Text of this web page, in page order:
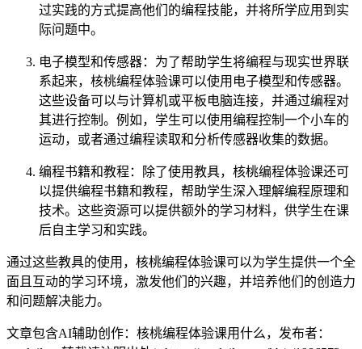
过实践的方式提高他们的编程技能，并将所学应用到实
际问题中。
电子模型和传感器：为了帮助学生将编程与现实世界联
系起来，核桃编程体验课可以使用电子模型和传感器。
这些设备可以与计算机或平板电脑连接，并通过编程对
其进行控制。例如，学生可以使用编程控制一个小车的
运动，或者通过编程读取和分析传感器收集的数据。
编程书籍和教程：除了使用教具，核桃编程体验课还可
以提供编程书籍和教程，帮助学生深入理解编程原理和
技术。这些资源可以提供额外的学习材料，供学生在课
后自主学习和实践。
通过这些教具的使用，核桃编程体验课可以为学生提供一个全
面且互动的学习环境，激发他们的兴趣，并培养他们的创造力
和问题解决能力。
文章包含AI辅助创作：核桃编程体验课用什么，发布者：